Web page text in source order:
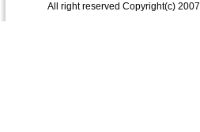
All right reserved Copyright(c) 2007